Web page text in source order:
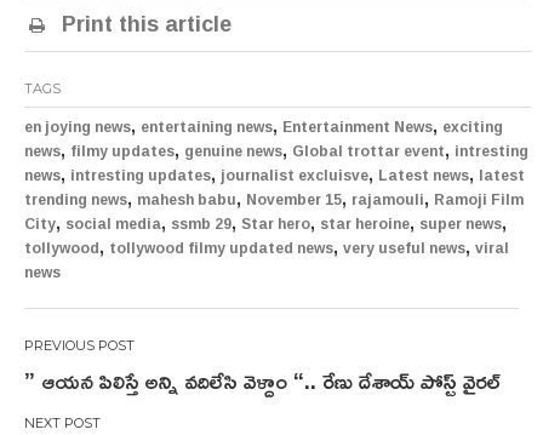
Print this article
TAGS
en joying news, entertaining news, Entertainment News, exciting
news, filmy updates, genuine news, Global trottar event, intresting
news, intresting updates, journalist excluisve, Latest news, latest
trending news, mahesh babu, November 15, rajamouli, Ramoji Film
City, social media, ssmb 29, Star hero, star heroine, super news,
tollywood, tollywood filmy updated news, very useful news, viral
news
Post
navigation
” ఆయన పిలిస్తే అన్ని వదిలేసి వెళ్దాం “.. రేణు దేశాయ్ పోస్ట్ వైరల్